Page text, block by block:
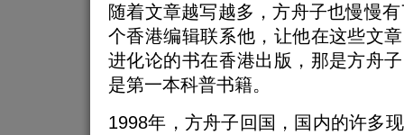
随着文章越写越多，方舟子也慢慢
个香港编辑联系他，让他在这些文
进化论的书在香港出版，那是方舟
是第一本科普书籍。
1998年，方舟子回国，国内的许多